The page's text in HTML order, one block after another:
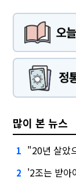
많이 본 뉴스
1 "20년 살았
2 '2조는 받